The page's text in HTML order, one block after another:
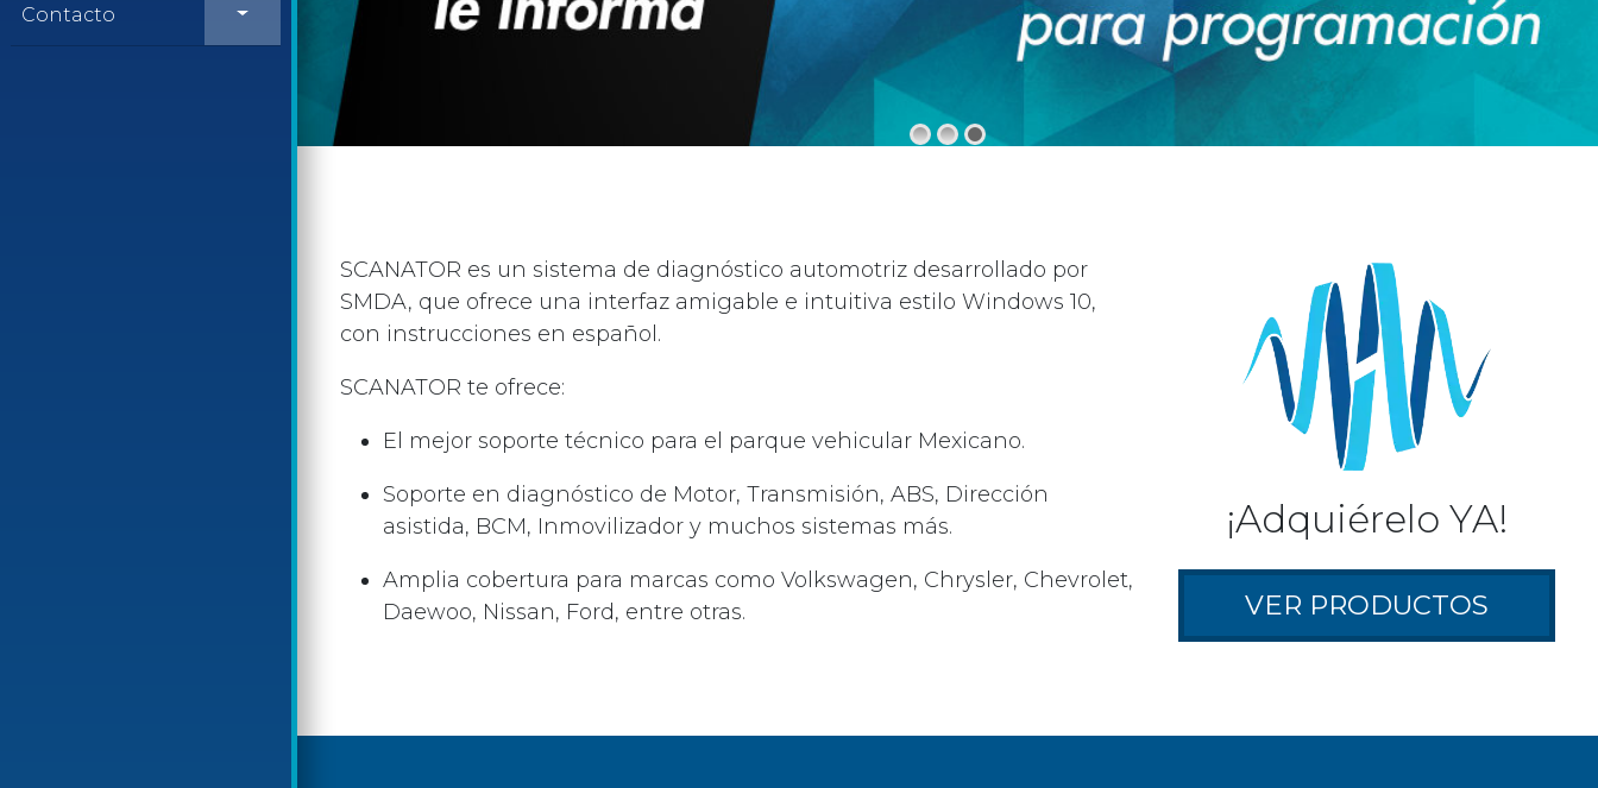
Contacto
SCANATOR es un sistema de diagnóstico automotriz desarrollado por
SMDA, que ofrece una interfaz amigable e intuitiva estilo Windows 10,
con instrucciones en español.
SCANATOR te ofrece:
El mejor soporte técnico para el parque vehicular Mexicano.
Soporte en diagnóstico de Motor, Transmisión, ABS, Dirección
asistida, BCM, Inmovilizador y muchos sistemas más.
Amplia cobertura para marcas como Volkswagen, Chrysler, Chevrolet,
Daewoo, Nissan, Ford, entre otras.
¡Adquiérelo YA!
VER PRODUCTOS